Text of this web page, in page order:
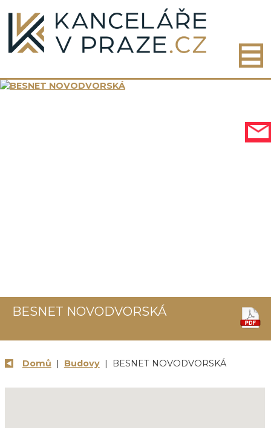
BESNET NOVODVORSKÁ
Domů | Budovy| BESNET NOVODVORSKÁ